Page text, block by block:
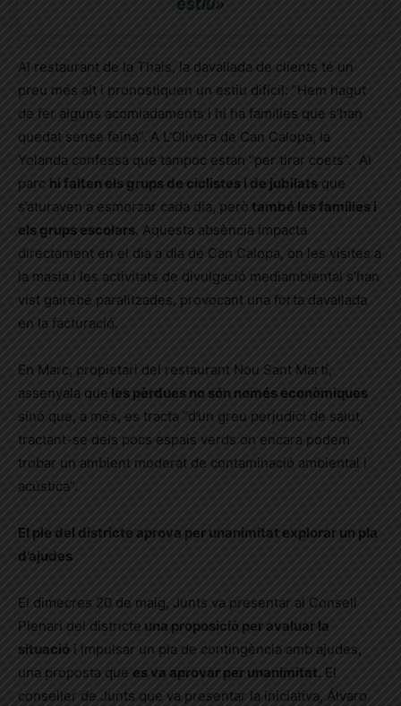
Al restaurant de la Thais, la davallada de clients té un
preu més alt i pronostiquen un estiu difícil: “Hem hagut
de fer alguns acomiadaments i hi ha famílies que s’han
quedat sense feina”. A L’Olivera de Can Calopa, la
Yolanda confessa que tampoc estan “per tirar coets”. Al
parc hi falten els grups de ciclistes i de jubilats que
s’aturaven a esmorzar cada dia, però també les famílies i
els grups escolars. Aquesta absència impacta
directament en el dia a dia de Can Calopa, on les visites a
la masia i les activitats de divulgació mediambiental s’han
vist gairebé paralitzades, provocant una forta davallada
en la facturació.
En Marc, propietari del restaurant Nou Sant Martí,
assenyala que les pèrdues no són només econòmiques
sinó que, a més, es tracta “d’un greu perjudici de salut,
tractant-se dels pocs espais verds on encara podem
trobar un ambient moderat de contaminació ambiental i
acústica”.
El ple del districte aprova per unanimitat explorar un pla
d’ajudes
El dimecres 20 de maig, Junts va presentar al Consell
Plenari del districte una proposició per avaluar la
situació i impulsar un pla de contingència amb ajudes,
una proposta que es va aprovar per unanimitat. El
conseller de Junts que va presentar la iniciativa, Álvaro